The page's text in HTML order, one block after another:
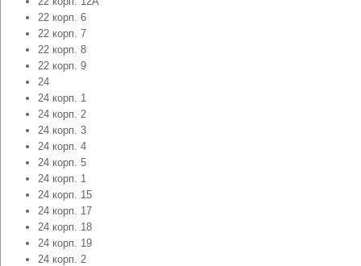
22 корп. 6
22 корп. 7
22 корп. 8
22 корп. 9
24
24 корп. 1
24 корп. 2
24 корп. 3
24 корп. 4
24 корп. 5
24 корп. 1
24 корп. 15
24 корп. 17
24 корп. 18
24 корп. 19
24 корп. 2